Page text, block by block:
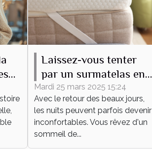
Laissez-vous tenter
par un surmatelas en
laine mérinos, même en
été !
Mardi 25 mars 2025 15:24
Avec le retour des beaux jours,
les nuits peuvent parfois devenir
inconfortables. Vous rêvez d'un
sommeil de...